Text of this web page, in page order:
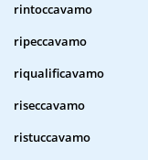
rintoccavamo
ripeccavamo
riqualificavamo
riseccavamo
ristuccavamo